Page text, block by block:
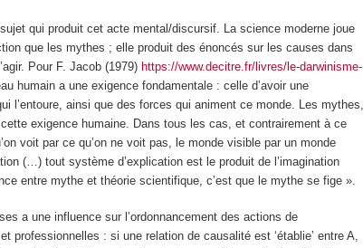
qui produit cet acte mental/discursif . La science moderne joue
que les mythes ; elle produit des énoncés sur les causes dans
Pour F. Jacob (1979) https://www.decitre.fr/livres/le-darwinisme-
humain a une exigence fondamentale : celle d’avoir une
l’entoure, ainsi que des forces qui animent ce monde. Les mythes,
exigence humaine. Dans tous les cas, et contrairement à ce
voit par ce qu’on ne voit pas, le monde visible par un monde
(…)tout système d’explication est le produit de l’imagination
entre mythe et théorie scientifique, c’est que le mythe se fige ».
a une influence sur l’ordonnancement des actions de
professionnelles : si une relation de causalité est ‘établie’ entre A,